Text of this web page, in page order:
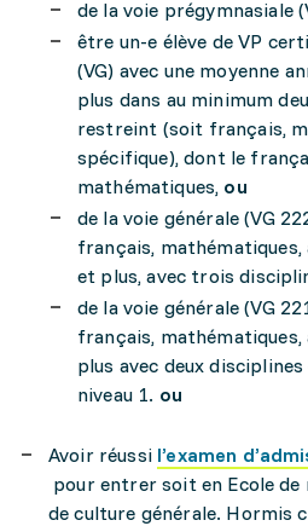
de la voie prégymnasiale
être un-e élève de VP
(VG) avec une moyenne
plus dans au minimum
restreint (soit français,
spécifique), dont le
mathématiques, ou
de la voie générale (VG
français,
et plus, avec trois
de la voie générale (VG
français,
plus avec deux
niveau 1. ou
Avoir réussi l’examen
pour entrer soit en Ecole
de culture générale. Hormis